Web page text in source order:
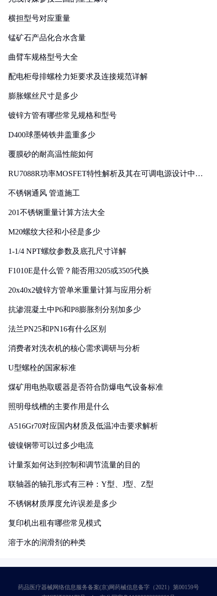
横担型号对应重量
锰矿石产品化合水含量
曲臂车规格型号大全
配电柜母排螺栓力矩要求及连接规范详解
膨胀螺丝尺寸是多少
镀锌方管有哪些常见规格和型号
D400球墨铸铁井盖重多少
覆膜砂的耐高温性能如何
RU7088R功率MOSFET特性解析及其在可调电源设计中的
不锈钢通风 管道施工
201不锈钢重量计算方法大全
M20螺纹大径和小径是多少
1-1/4 NPT螺纹参数及底孔尺寸详解
F1010E是什么管？能否用3205或3505代换
20x40x2镀锌方管单米重量计算与应用分析
抗渗混凝土中P6和P8膨胀剂分别加多少
法兰PN25和PN16有什么区别
消费者对洗衣机的核心需求调研与分析
U型螺栓的国家标准
煤矿用电热取暖器是否符合防爆电气设备标准
照明母线槽的主要作用是什么
A516Gr70对应国内材质及低温冲击要求解析
镀镍钢带可以过多少电流
计量泵如何达到控制和调节流量的目的
联轴器的轴孔形式有三种：Y型、J型、Z型
不锈钢材质厚度允许误差是多少
复印机出租有哪些常见模式
溶于水的润滑剂的种类
药品医疗器械网络信息服务备案(京)网药械信息备字（2021）第00159号